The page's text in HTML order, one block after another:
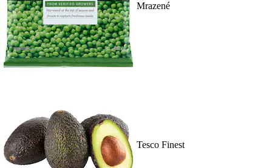
Mrazené
Tesco Finest